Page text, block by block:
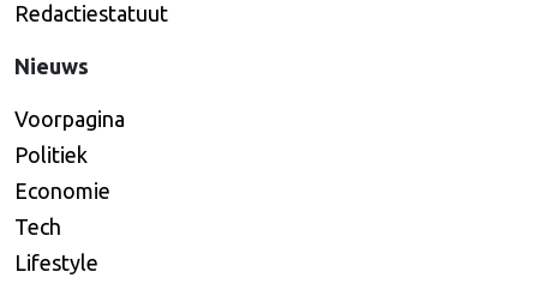
Redactiestatuut
Nieuws
Voorpagina
Politiek
Economie
Tech
Lifestyle